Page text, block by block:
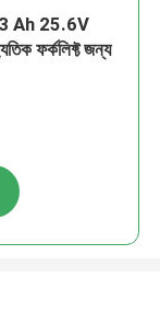
Ah 25.6V
ফর্কলিফ্ট জন্য